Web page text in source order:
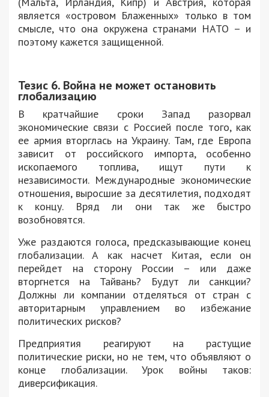
является «островом Блаженных» только в том
смысле, что она окружена странами НАТО – и
поэтому кажется защищенной.
Тезис 6. Война не может остановить
глобализацию
В кратчайшие сроки Запад разорвал
экономические связи с Россией после того, как
ее армия вторглась на Украину. Там, где Европа
зависит от российского импорта, особенно
ископаемого топлива, ищут пути к
независимости. Международные экономические
отношения, выросшие за десятилетия, подходят
к концу. Вряд ли они так же быстро
возобновятся.
Уже раздаются голоса, предсказывающие конец
глобализации. А как насчет Китая, если он
перейдет на сторону России – или даже
вторгнется на Тайвань? Будут ли санкции?
Должны ли компании отделяться от стран с
авторитарным управлением во избежание
политических рисков?
Предприятия реагируют на растущие
политические риски, но не тем, что объявляют о
конце глобализации. Урок войны таков:
диверсификация.